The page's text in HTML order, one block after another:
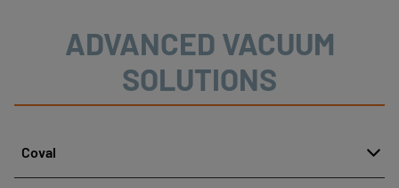
ADVANCED VACUUM
SOLUTIONS
Coval